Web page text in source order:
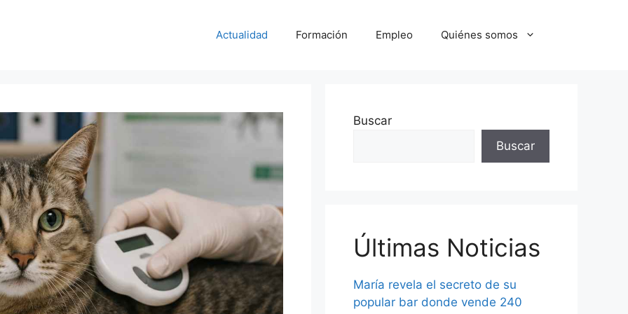
Actualidad Formación Empleo Quiénes somos
Buscar
Buscar
Últimas Noticias
María revela el secreto de su
popular bar donde vende 240